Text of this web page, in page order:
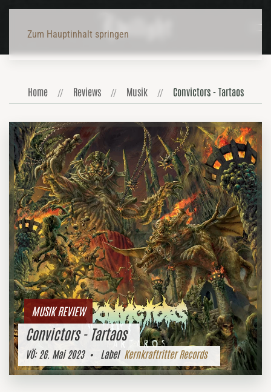
Zum Hauptinhalt springen
Home Reviews Musik Convictors - Tartaos
MUSIK REVIEW
Convictors - Tartaos
VÖ:26. Mai 2023• Label Kernkraftritter Records